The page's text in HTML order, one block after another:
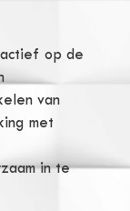
op de
van
met
in te